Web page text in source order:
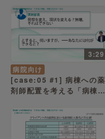
えていた」（病院経営ケー
ススタディー ）
3:29
病院向け
[case:05 #1] 病棟への薬
剤師配置を考える「病棟薬
院の方が算定しやすい？」
（病院経営ケーススタディ
ー ）